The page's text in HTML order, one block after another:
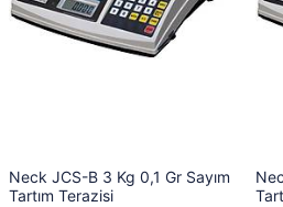
Neck JCS-B 3 Kg 0,1 Gr Sayım
Tartım Terazisi